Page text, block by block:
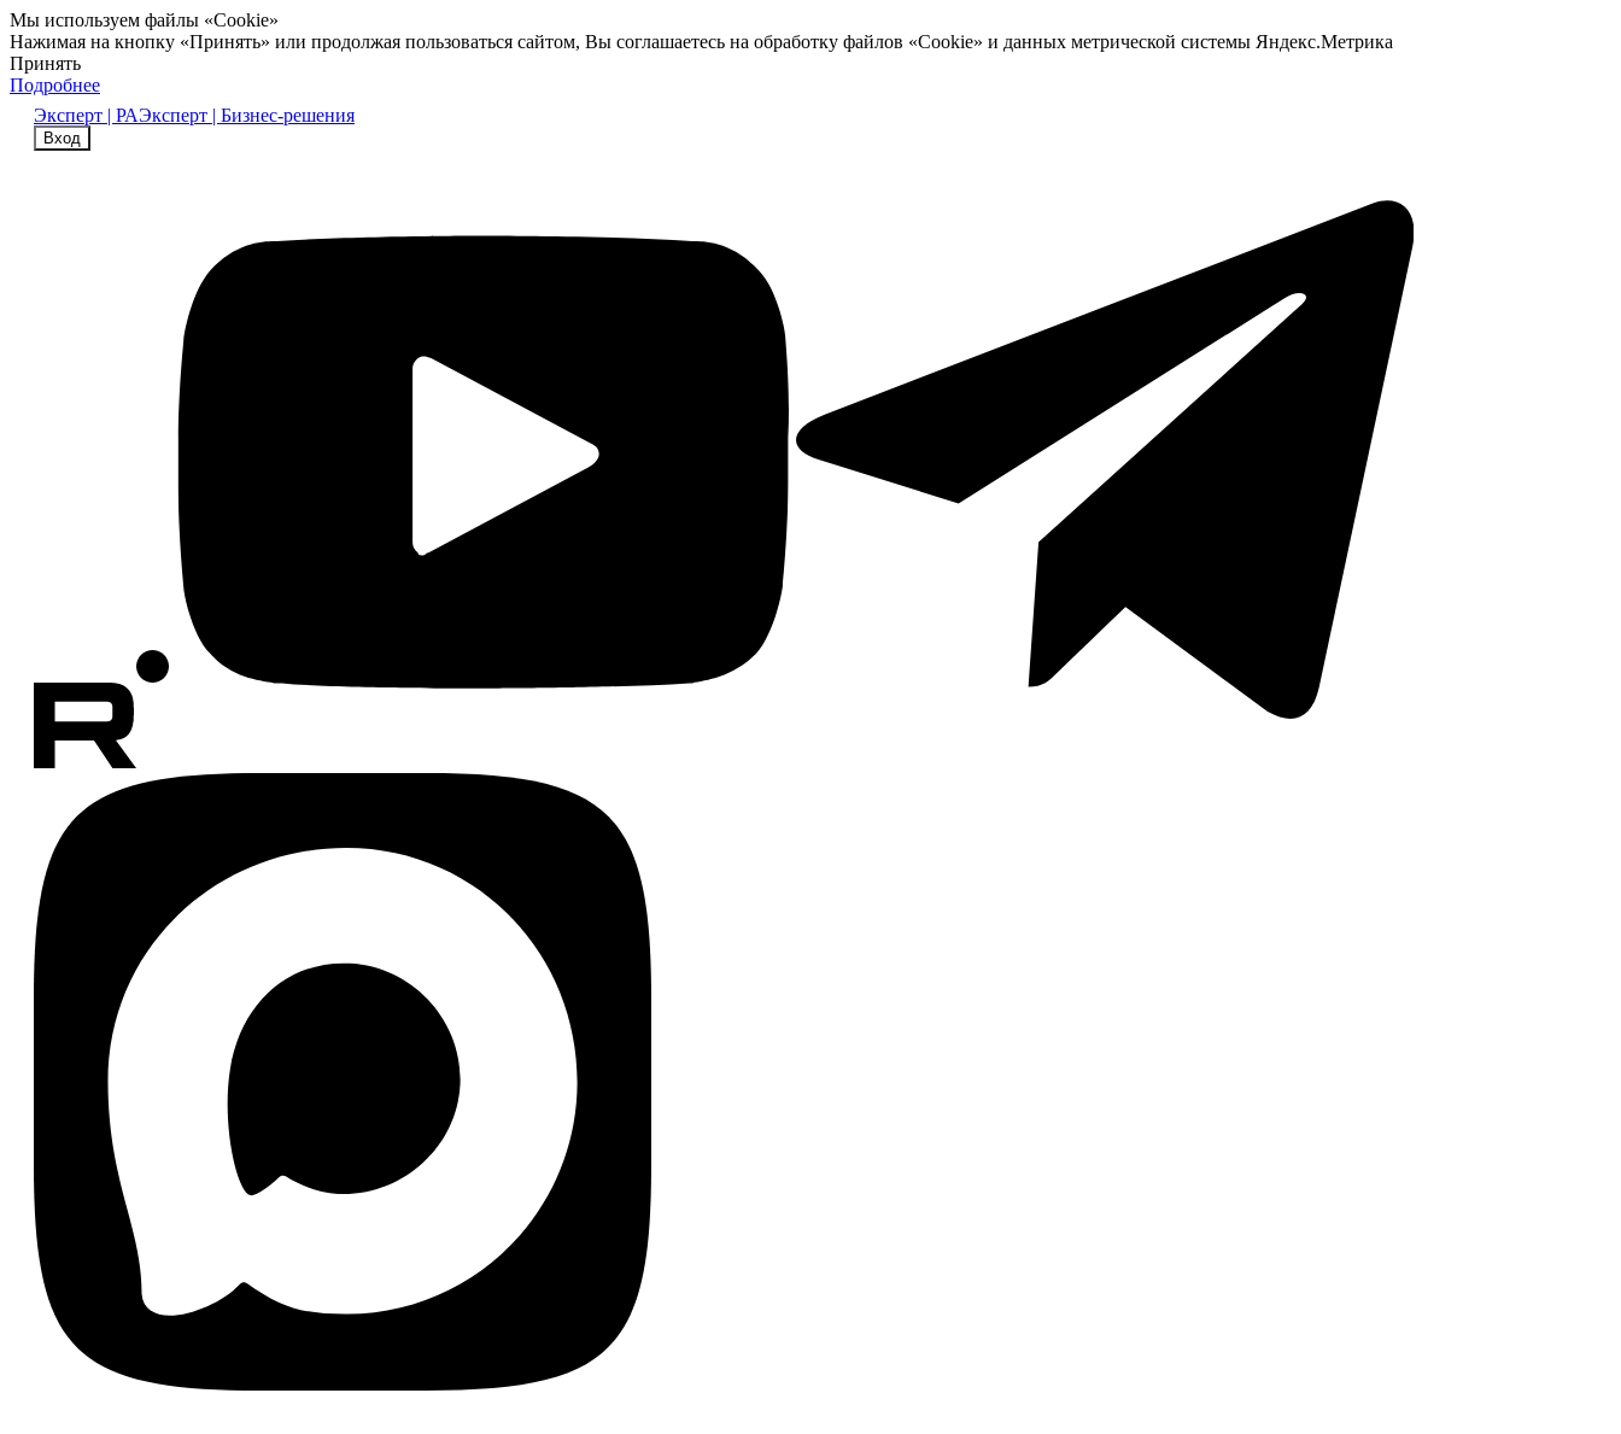
Мы используем файлы «Cookie»
Нажимая на кнопку «Принять» или продолжая пользоваться сайтом, Вы соглашаетесь на обработку файлов «Cookie» и данных метрической системы Яндекс.Метрика
Принять
Подробнее
Эксперт | РАЭксперт | Бизнес-решения
Вход